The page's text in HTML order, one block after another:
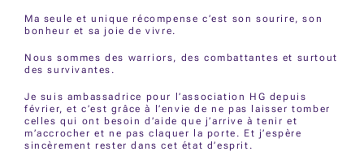
Ma seule et unique récompense c’est son sourire, son
bonheur et sa joie de vivre.
Nous sommes des warriors, des combattantes et surtout
des survivantes.
Je suis ambassadrice pour l’association HG depuis
février, et c’est grâce à l’envie de ne pas laisser tomber
celles qui ont besoin d’aide que j’arrive à tenir et
m’accrocher et ne pas claquer la porte. Et j’espère
sincèrement rester dans cet état d’esprit.